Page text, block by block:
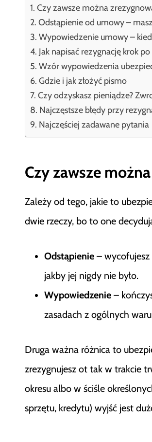
Czy zawsze można
Odstąpienie od umowy –
Wypowiedzenie umowy –
Jak napisać rezygnację krok
Wzór wypowiedzenia
Gdzie i jak złożyć pismo
Czy odzyskasz pieniądze?
Najczęstsze błędy przy
Najczęściej zadawane pytania
Czy zawsze
Zależy od tego, jakie to
dwie rzeczy, bo to one
Odstąpienie –
jakby jej nigdy nie było.
Wypowiedzenie –
zasadach z ogólnych
Druga ważna różnica to
zrezygnujesz ot tak w trakcie
okresu albo w ściśle
sprzętu, kredytu) wyjść jest